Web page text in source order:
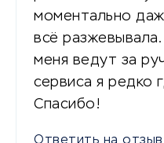
моментально
всё
меня ведут за
сервиса я редко
Спасибо!